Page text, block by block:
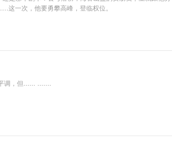
一次，他要勇攀高峰，登临权位。
调，但...... .......